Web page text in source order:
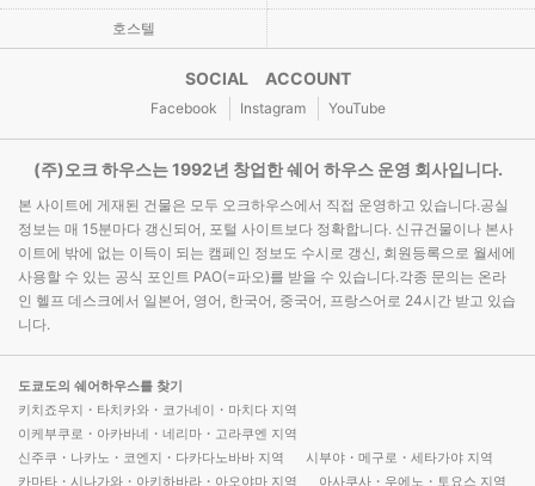
호스텔
SOCIAL ACCOUNT
Facebook Instagram YouTube
(주)오크 하우스는 1992년 창업한 쉐어 하우스 운영 회사입니다.
본 사이트에 게재된 건물은 모두 오크하우스에서 직접 운영하고 있습니다.공실
정보는 매 15분마다 갱신되어, 포털 사이트보다 정확합니다. 신규건물이나 본사
이트에 밖에 없는 이득이 되는 캠페인 정보도 수시로 갱신, 회원등록으로 월세에
사용할 수 있는 공식 포인트 PAO(=파오)를 받을 수 있습니다.각종 문의는 온라
인 헬프 데스크에서 일본어, 영어, 한국어, 중국어, 프랑스어로 24시간 받고 있습
니다.
도쿄도의 쉐어하우스를 찾기
키치죠우지・타치카와・코가네이・마치다 지역
이케부쿠로・아카바네・네리마・고라쿠엔 지역
신주쿠・나카노・코엔지・다카다노바바 지역
시부야・메구로・세타가야 지역
카마타・시나가와・아키하바라・아오야마 지역
아사쿠사・우에노・토요스 지역